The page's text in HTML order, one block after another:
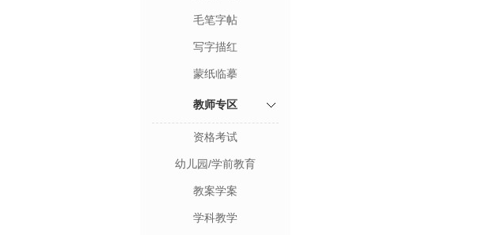
毛笔字帖
写字描红
蒙纸临摹
教师专区
资格考试
幼儿园/学前教育
教案学案
学科教学